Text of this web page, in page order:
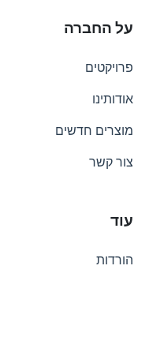
על החברה
פרויקטים
אודותינו
מוצרים חדשים
צור קשר
עוד
הורדות